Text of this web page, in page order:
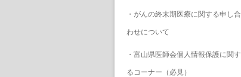
・ がんの終末期医療に関する申し合
わせについて
・ 富山県医師会個人情報保護に関す
るコーナー（必見）